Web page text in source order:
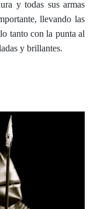
y todas sus armas
llevando las
tanto con la punta al
y brillantes.